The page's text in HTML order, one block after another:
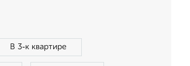
В 3‑к квартире